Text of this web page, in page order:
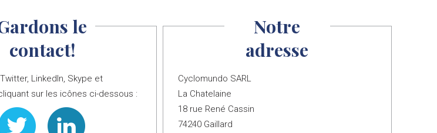
le
contact!
LinkedIn, Skype et
sur les icônes ci-dessous :
Notre
adresse
Cyclomundo SARL
La Chatelaine
18 rue René Cassin
74240 Gaillard